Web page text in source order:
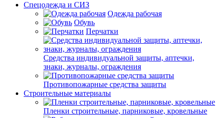
Спецодежда и СИЗ
Одежда рабочая
Обувь
Перчатки
Средства индивидуальной защиты, аптечки,
знаки, журналы, ограждения
Противопожарные средства защиты
Строительные материалы
Пленки строительные, парниковые, кровельные